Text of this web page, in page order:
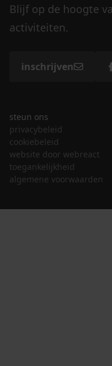
Blijf op de hoogte
activiteiten.
inschrijven
steun ons
privacybeleid
cookiebeleid
website door webreact
toegankelijkheid
algemene voorwaarden